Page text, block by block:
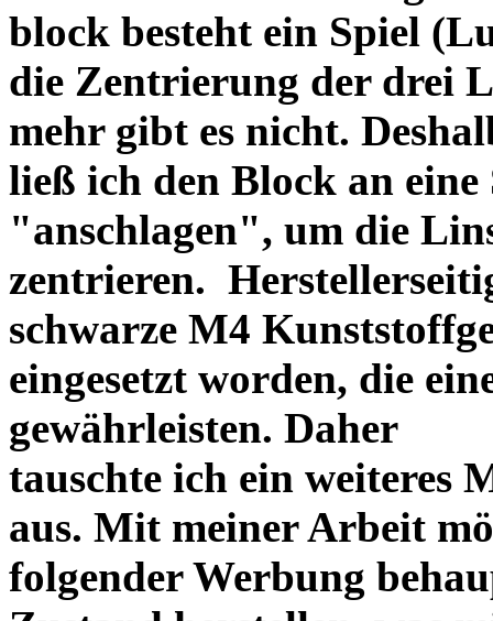
block besteht ein Spiel
die Zentrierung der drei
mehr gibt es nicht.
ließ ich den Block an eine
"anschlagen", um die
zentrieren.
schwarze M4
eingesetzt worden, die
gewährleisten. Daher
tauschte ich ein weiteres
aus. Mit meiner Arbeit
folgender Werbung